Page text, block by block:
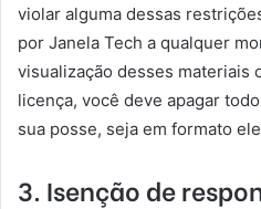
violar alguma dessas
por Janela Tech a qualquer
visualização desses materiais
licença, você deve apagar
sua posse, seja em formato
3. Isenção de